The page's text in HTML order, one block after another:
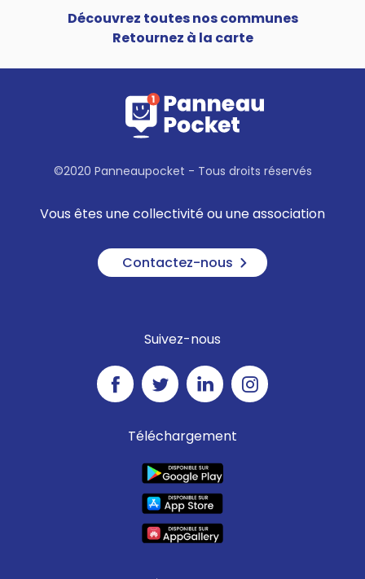
Découvrez toutes nos communes
Retournez à la carte
©2020 Panneaupocket - Tous droits réservés
Vous êtes une collectivité ou une association
Contactez-nous
Suivez-nous
Téléchargement